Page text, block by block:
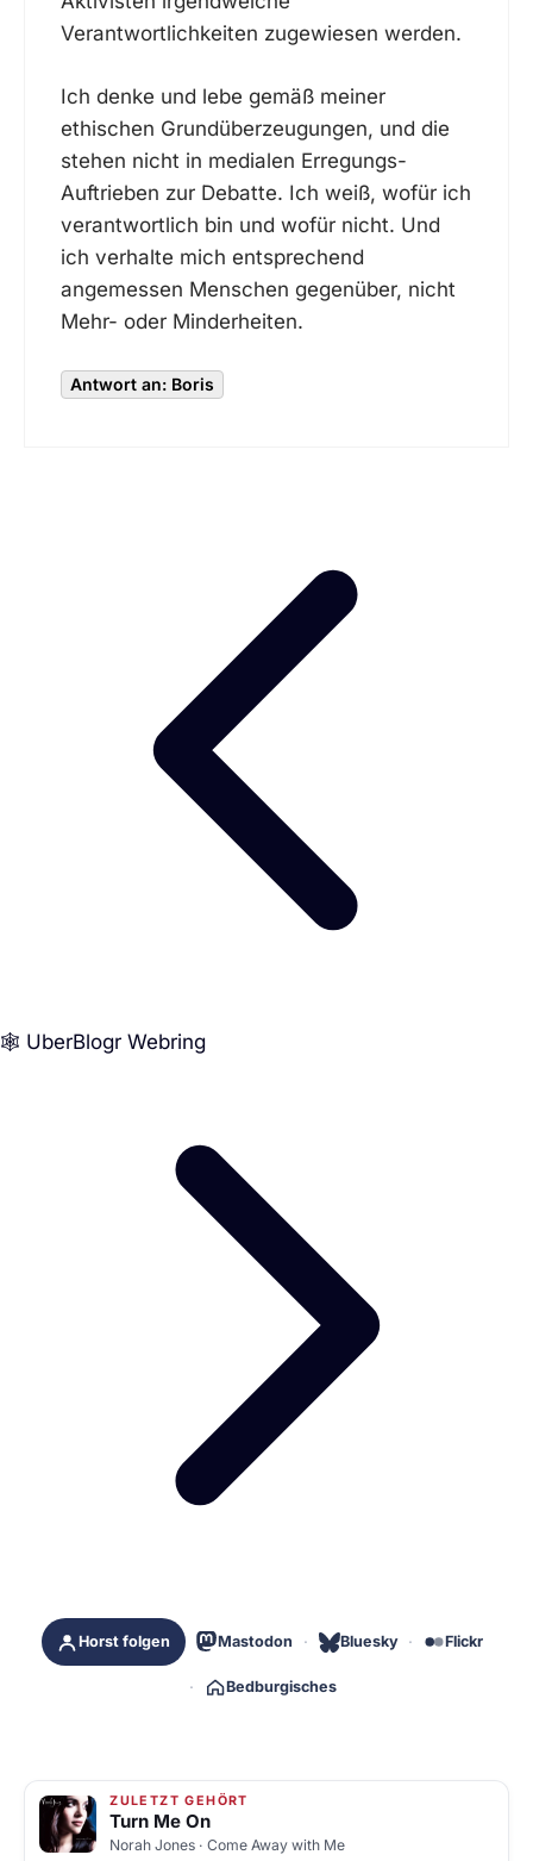
Verantwortlichkeiten zugewiesen werden.
Ich denke und lebe gemäß meiner
ethischen Grundüberzeugungen, und die
stehen nicht in medialen Erregungs-
Auftrieben zur Debatte. Ich weiß, wofür ich
verantwortlich bin und wofür nicht. Und
ich verhalte mich entsprechend
angemessen Menschen gegenüber, nicht
Mehr- oder Minderheiten.
Antwort an: Boris
🕸️ UberBlogr Webring
Horst folgen Mastodon Bluesky Flickr
Bedburgisches
ZULETZT GEHÖRT
Turn Me On
Norah Jones · Come Away with Me